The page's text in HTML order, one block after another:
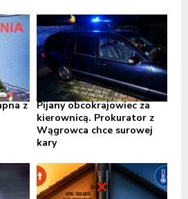
z
Pijany obcokrajowiec za
kierownicą. Prokurator z
Wągrowca chce surowej
kary